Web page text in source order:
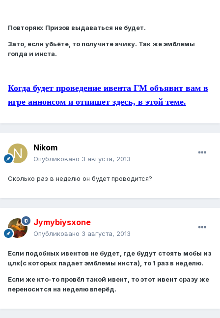
Повторяю: Призов выдаваться не будет.
Зато, если убьёте, то получите ачиву. Так же эмблемы
голда и инста.
Когда будет проведение ивента ГМ объявит вам в
игре аннонсом и отпишет здесь, в этой теме.
Nikom
Опубликовано 3 августа, 2013
Сколько раз в неделю он будет проводится?
Jymybiysxone
Опубликовано 3 августа, 2013
Если подобных ивентов не будет, где будут стоять мобы из
цлк(с которых падает эмблемы инста), то 1 раз в неделю.
Если же кто-то провёл такой ивент, то этот ивент сразу же
переносится на неделю вперёд.